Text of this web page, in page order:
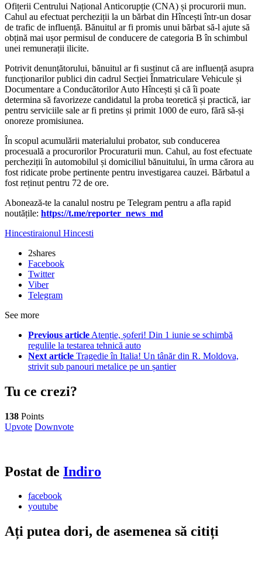
Ofițerii Centrului Național Anticorupție (CNA) și procurorii mun.
Cahul au efectuat percheziții la un bărbat din Hîncești într-un dosar
de trafic de influență. Bănuitul ar fi promis unui bărbat să-l ajute să
obțină mai ușor permisul de conducere de categoria B în schimbul
unei remunerații ilicite.
Potrivit denunțătorului, bănuitul ar fi susținut că are influență asupra
funcționarilor publici din cadrul Secției Înmatriculare Vehicule și
Documentare a Conducătorilor Auto Hîncești și că îi poate
determina să favorizeze candidatul la proba teoretică și practică, iar
pentru serviciile sale ar fi pretins și primit 1000 de euro, fără să-și
onoreze promisiunea.
În scopul acumulării materialului probator, sub conducerea
procesuală a procurorilor Procuraturii mun. Cahul, au fost efectuate
percheziții în automobilul și domiciliul bănuitului, în urma cărora au
fost ridicate probe pertinente pentru investigarea cauzei. Bărbatul a
fost reținut pentru 72 de ore.
‍Abonează-te la canalul nostru pe Telegram pentru a afla rapid
noutățile: https://t.me/reporter_news_md
Hincestiraionul Hincesti
2shares
Facebook
Twitter
Viber
Telegram
See more
Previous article Atenție, șoferi! Din 1 iunie se schimbă
regulile la testarea tehnică auto
Next article Tragedie în Italia! Un tânăr din R. Moldova,
strivit sub panouri metalice pe un șantier
Tu ce crezi?
138 Points
Upvote Downvote
Postat de Indiro
facebook
youtube
Ați putea dori, de asemenea să citiți